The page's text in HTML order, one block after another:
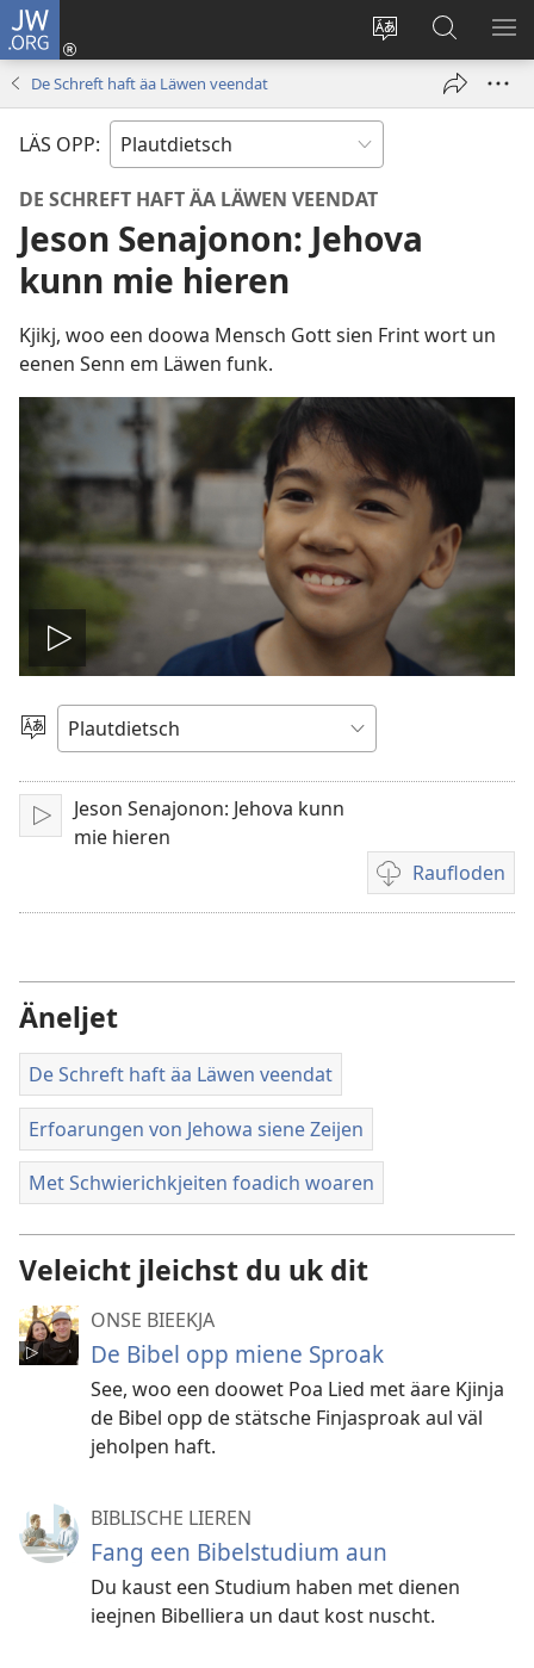
JW.ORG
Sproak
Aunmalden
(opens
En
JW.ORG
sieekjen
De Schreft haft äa Läwen veendat
LÄS OPP:
DE SCHREFT HAFT ÄA LÄWEN VEENDAT
Jeson Senajonon: Jehova
kunn mie hieren
Kjikj, woo een doowa Mensch Gott sien Frint wort un
eenen Senn em Läwen funk.
Video
spälen
Sproak
utwälen
Aufspälen
Jeson Senajonon: Jehova kunn
mie hieren
Raufloden
Video
recordings
Äneljet
De Schreft haft äa Läwen veendat
Erfoarungen von Jehowa siene Zeijen
Met Schwierichkjeiten foadich woaren
Veleicht jleichst du uk dit
ONSE BIEEKJA
De Bibel opp miene Sproak
See, woo een doowet Poa Lied met äare Kjinja
de Bibel opp de stätsche Finjasproak aul väl
jeholpen haft.
BIBLISCHE LIEREN
Fang een Bibelstudium aun
Du kaust een Studium haben met dienen
ieejnen Bibelliera un daut kost nuscht.